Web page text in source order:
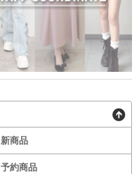
新商品
予約商品